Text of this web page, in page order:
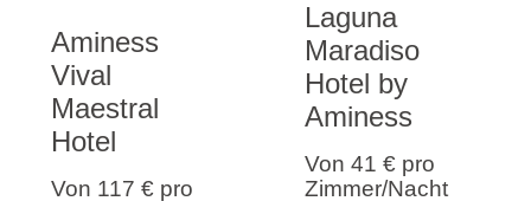
Aminess
Vival
Maestral
Hotel
Von 117 € pro
Laguna
Maradiso
Hotel by
Aminess
Von 41 € pro
Zimmer/Nacht